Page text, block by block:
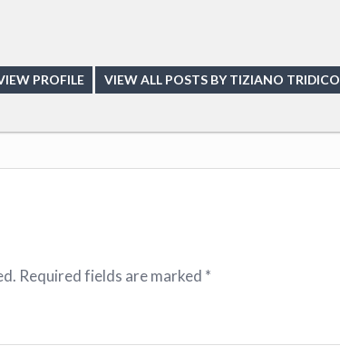
PROFILE VIEW ALL POSTS BY TIZIANO TRIDICO
Required fields are marked *